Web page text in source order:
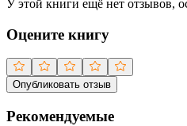
У этой книги ещё нет отзывов,
Оцените книгу
Опубликовать отзыв
Рекомендуемые